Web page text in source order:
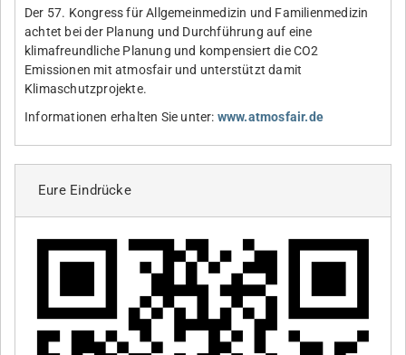
Der 57. Kongress für Allgemeinmedizin und Familienmedizin
achtet bei der Planung und Durchführung auf eine
klimafreundliche Planung und kompensiert die CO2
Emissionen mit atmosfair und unterstützt damit
Klimaschutzprojekte.
Informationen erhalten Sie unter: www.atmosfair.de
Eure Eindrücke